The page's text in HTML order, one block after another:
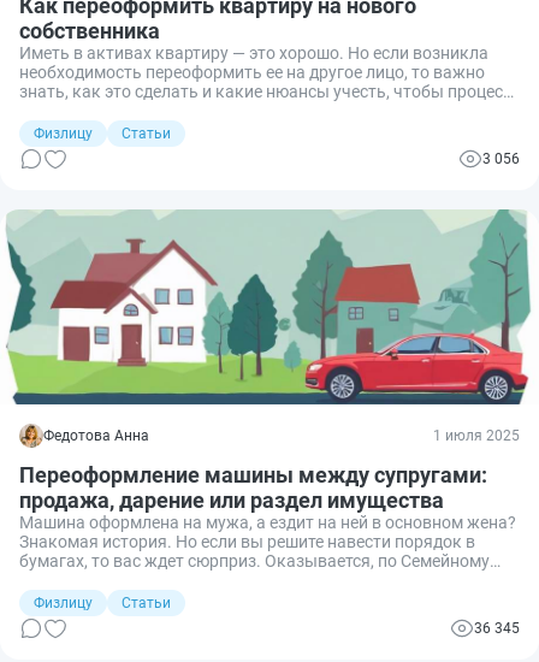
Как переоформить квартиру на нового
собственника
Иметь в активах квартиру — это хорошо. Но если возникла
необходимость переоформить ее на другое лицо, то важно
знать, как это сделать и какие нюансы учесть, чтобы процесс
Физлицу
Статьи
3 056
Федотова Анна 1 июля 2025
Переоформление машины между супругами:
продажа, дарение или раздел имущества
Машина оформлена на мужа, а ездит на ней в основном жена?
Знакомая история. Но если вы решите навести порядок в
бумагах, то вас ждет сюрприз. Оказывается, по Семейному
вариантах переоформления его на супругу: от дарственной, за
которую не нужно платить налог, до продажи за 1 рубль.
Физлицу
Статьи
36 345